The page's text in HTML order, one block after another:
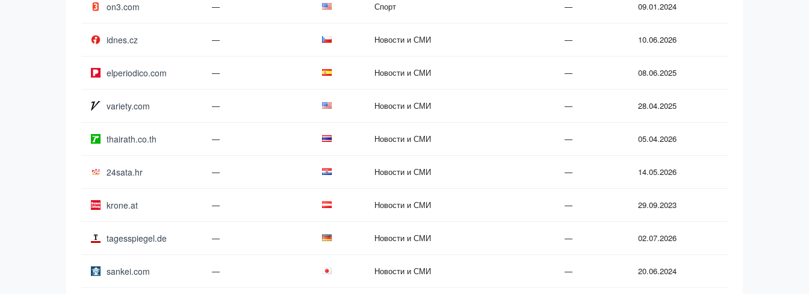
on3.com — Спорт — 09.01.2024
idnes.cz — Новости и СМИ — 10.06.2026
elperiodico.com — Новости и СМИ — 08.06.2025
variety.com — Новости и СМИ — 28.04.2025
thairath.co.th — Новости и СМИ — 05.04.2026
24sata.hr — Новости и СМИ — 14.05.2026
krone.at — Новости и СМИ — 29.09.2023
tagesspiegel.de — Новости и СМИ — 02.07.2026
sankei.com — Новости и СМИ — 20.06.2024